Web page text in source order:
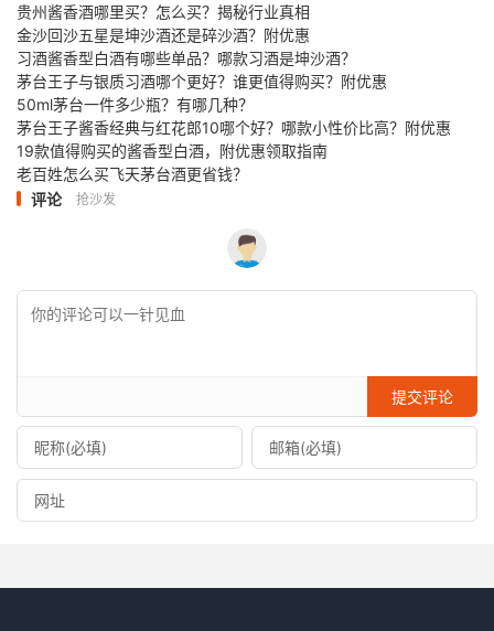
贵州酱香酒哪里买？怎么买？揭秘行业真相
金沙回沙五星是坤沙酒还是碎沙酒？附优惠
习酒酱香型白酒有哪些单品？哪款习酒是坤沙酒？
茅台王子与银质习酒哪个更好？谁更值得购买？附优惠
50ml茅台一件多少瓶？有哪几种？
茅台王子酱香经典与红花郎10哪个好？哪款小性价比高？附优惠
19款值得购买的酱香型白酒，附优惠领取指南
老百姓怎么买飞天茅台酒更省钱？
评论
抢沙发
提交评论